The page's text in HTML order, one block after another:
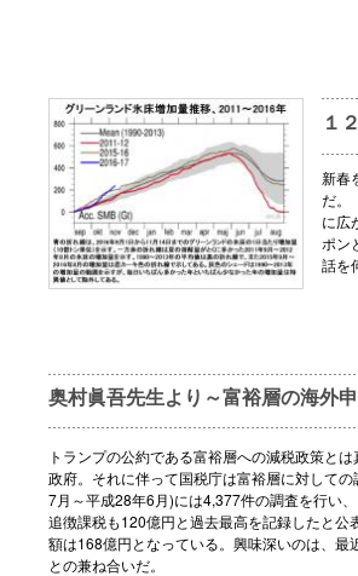
１
新春
だ。
に広
ポン
話を
奥村眞吾先生より～富裕層の海外
トランプの公約である富裕層への減税政策と
政府。それに伴って国税庁は富裕層に対して
7月～平成28年6月)には4,377件の調査を行い
追徴課税も120億円と過去最高を記録したと
額は168億円となっている。興味深いのは、
との兼ね合いだ。